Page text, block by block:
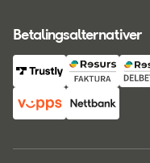
Betalingsalternativer